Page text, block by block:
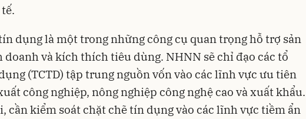
dụng là một trong những công cụ quan trọng hỗ trợ sản
và kích thích tiêu dùng. NHNN sẽ chỉ đạo các tổ
(TCTD) tập trung nguồn vốn vào các lĩnh vực ưu tiên
công nghiệp, nông nghiệp công nghệ cao và xuất khẩu.
cần kiểm soát chặt chẽ tín dụng vào các lĩnh vực tiềm ẩn